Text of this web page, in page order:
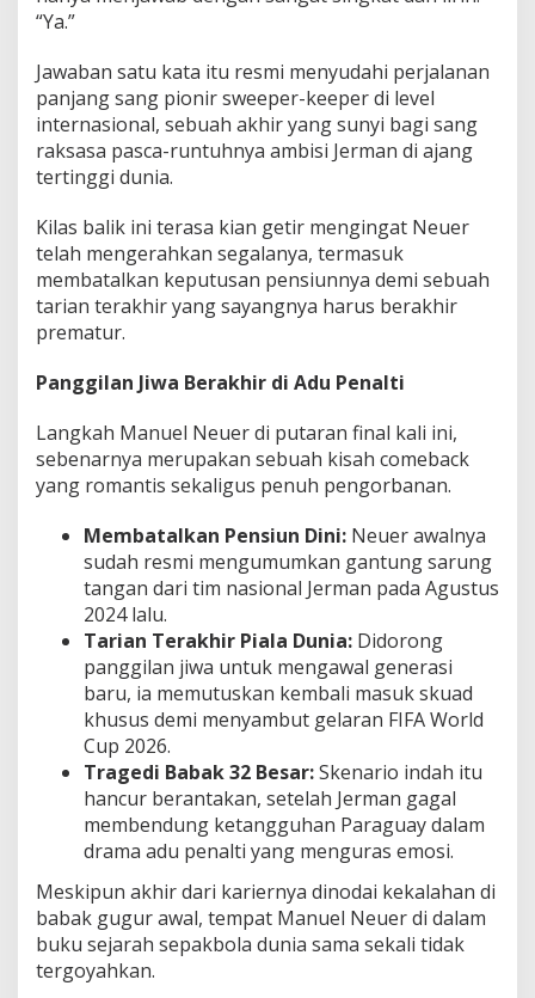
“Ya.”
Jawaban satu kata itu resmi menyudahi perjalanan
panjang sang pionir sweeper-keeper di level
internasional, sebuah akhir yang sunyi bagi sang
raksasa pasca-runtuhnya ambisi Jerman di ajang
tertinggi dunia.
Kilas balik ini terasa kian getir mengingat Neuer
telah mengerahkan segalanya, termasuk
membatalkan keputusan pensiunnya demi sebuah
tarian terakhir yang sayangnya harus berakhir
prematur.
Panggilan Jiwa Berakhir di Adu Penalti
Langkah Manuel Neuer di putaran final kali ini,
sebenarnya merupakan sebuah kisah comeback
yang romantis sekaligus penuh pengorbanan.
Membatalkan Pensiun Dini: Neuer awalnya
sudah resmi mengumumkan gantung sarung
tangan dari tim nasional Jerman pada Agustus
2024 lalu.
Tarian Terakhir Piala Dunia: Didorong
panggilan jiwa untuk mengawal generasi
baru, ia memutuskan kembali masuk skuad
khusus demi menyambut gelaran FIFA World
Cup 2026.
Tragedi Babak 32 Besar:Skenario indah itu
hancur berantakan, setelah Jerman gagal
membendung ketangguhan Paraguay dalam
drama adu penalti yang menguras emosi.
Meskipun akhir dari kariernya dinodai kekalahan di
babak gugur awal, tempat Manuel Neuer di dalam
buku sejarah sepakbola dunia sama sekali tidak
tergoyahkan.